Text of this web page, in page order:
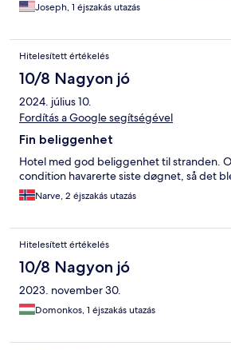
Joseph, 1 éjszakás utazás
Hitelesített értékelés
10/8 Nagyon jó
2024. július 10.
Fordítás a Google segítségével
Fin beliggenhet
Hotel med god beliggenhet til stranden.
condition havarerte siste døgnet, så det
Narve, 2 éjszakás utazás
Hitelesített értékelés
10/8 Nagyon jó
2023. november 30.
Domonkos, 1 éjszakás utazás